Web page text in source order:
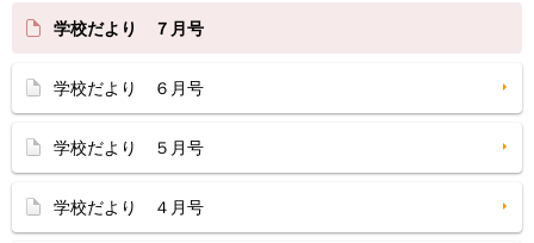
学校だより ７月号
学校だより ６月号
学校だより ５月号
学校だより ４月号